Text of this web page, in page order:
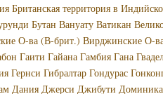
Британская территория в
Бутан Вануату Ватикан
О-ва (В-брит.) Вирджинские О-
Гаити Гайана Гамбия Гана
Гернси Гибралтар Гондурас
Дания Джерси Джибути Доминика